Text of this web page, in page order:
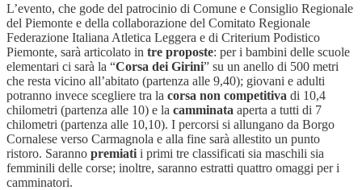
L’evento, che gode del patrocinio di Comune e Consiglio Regionale
del Piemonte e della collaborazione del Comitato Regionale
Federazione Italiana Atletica Leggera e di Criterium Podistico
Piemonte, sarà articolato in tre proposte: per i bambini delle scuole
elementari ci sarà la “Corsa dei Girini” su un anello di 500 metri
che resta vicino all’abitato (partenza alle 9,40); giovani e adulti
potranno invece scegliere tra la corsa non competitiva di 10,4
chilometri (partenza alle 10) e la camminata aperta a tutti di 7
chilometri (partenza alle 10,10). I percorsi si allungano da Borgo
Cornalese verso Carmagnola e alla fine sarà allestito un punto
ristoro. Saranno premiati i primi tre classificati sia maschili sia
femminili delle corse; inoltre, saranno estratti quattro omaggi per i
camminatori.